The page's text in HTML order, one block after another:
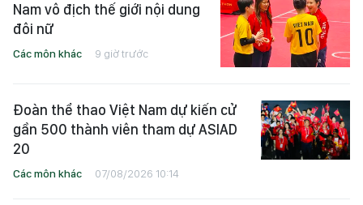
Nam vô địch thế giới nội dung
đôi nữ
Các môn khác 9 giờ trước
Đoàn thể thao Việt Nam dự kiến cử
gần 500 thành viên tham dự ASIAD
20
Các môn khác 07/08/2026 10:14